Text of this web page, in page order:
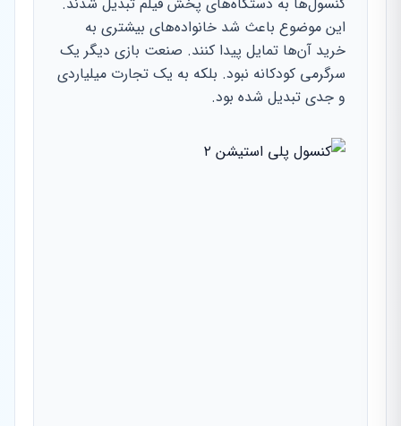
این موضوع باعث شد خانواده‌های بیشتری به
خرید آن‌ها تمایل پیدا کنند. صنعت بازی دیگر یک
سرگرمی کودکانه نبود. بلکه به یک تجارت میلیاردی
و جدی تبدیل شده بود.